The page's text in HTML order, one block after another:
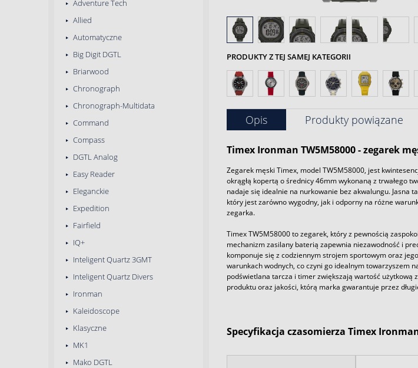
Adventure Tech
Allied
Automatyczne
Big Digit DGTL
Briarwood
Chronograph
Chronograph-Multidata
Command
Compass
DGTL Analog
Easy Reader
Eleganckie
Expedition
Fairfield
IQ+
Inteligent Quartz 3GMT
Inteligent Quartz Divers
Ironman
Kaleidoscope
Klasyczne
MK1
Mako DGTL
PRODUKTY Z TEJ SAMEJ KATEGORII
Opis Produkty powiązane
TimexIronman TW5M58000 - zegarek
Zegarek męski Timex, model TW5M58000, jest
okrągłą kopertą o średnicy 46mm wykonaną z trwałego
nadaje się idealnie na nurkowanie bez akwalungu. Jasna
który jest zarówno wygodny, jak i odporny na różne
zegarka.
Timex TW5M58000 to zegarek, który z pewnością
mechanizm zasilany baterią zapewnia niezawodność i
komponuje się z codziennym strojem sportowym oraz
warunkach wodnych, co czyni go idealnym towarzyszem
podświetlana tarcza i timer zwiększają wartość użytkową
produktu oraz jakości, którą marka gwarantuje przez
Specyfikacja czasomierza Timex